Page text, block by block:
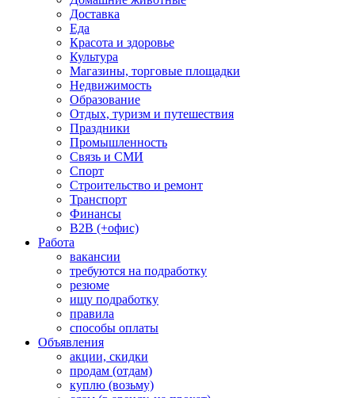
Доставка
Еда
Красота и здоровье
Культура
Магазины, торговые площадки
Недвижимость
Образование
Отдых, туризм и путешествия
Праздники
Промышленность
Связь и СМИ
Спорт
Строительство и ремонт
Транспорт
Финансы
B2B (+офис)
Работа
вакансии
требуются на подработку
резюме
ищу подработку
правила
способы оплаты
Объявления
акции, скидки
продам (отдам)
куплю (возьму)